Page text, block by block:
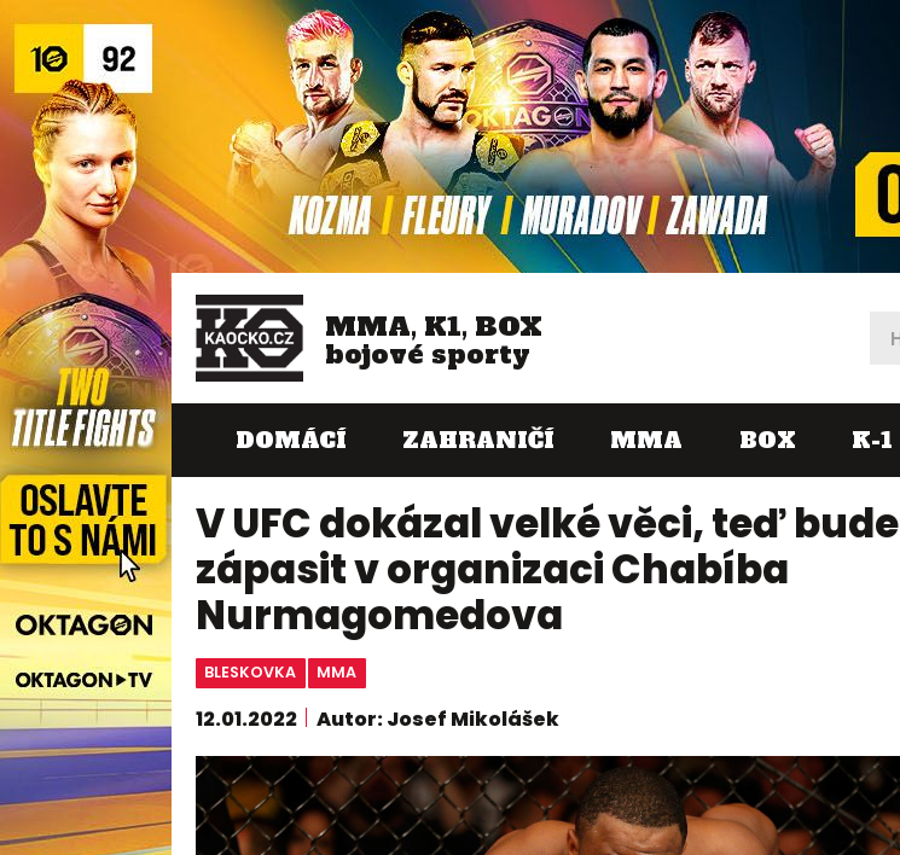
MMA, K1, BOX
bojové sporty
DOMÁCÍ ZAHRANIČÍ MMA BOX K-1
V UFC dokázal velké věci, teď bude
zápasit v organizaci Chabíba
Nurmagomedova
BLESKOVKA MMA
12.01.2022 Autor: Josef Mikolášek